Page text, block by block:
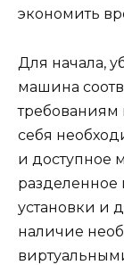
экономить
Для начала,
машина
требованиям
себя
и доступное
установки и
наличие